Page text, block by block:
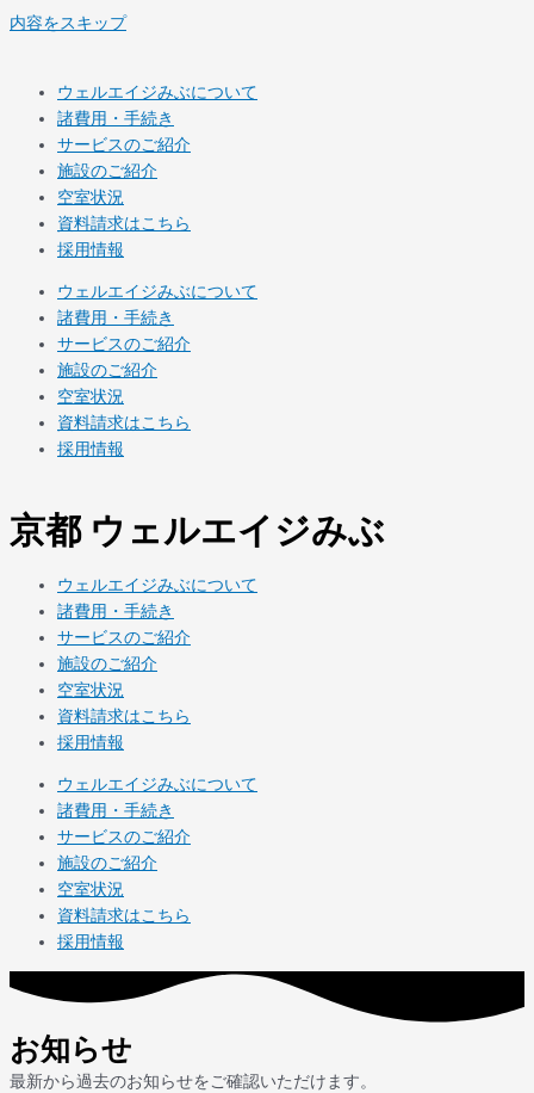
内容をスキップ
ウェルエイジみぶについて
諸費用・手続き
サービスのご紹介
施設のご紹介
空室状況
資料請求はこちら
採用情報
ウェルエイジみぶについて
諸費用・手続き
サービスのご紹介
施設のご紹介
空室状況
資料請求はこちら
採用情報
京都 ウェルエイジみぶ
ウェルエイジみぶについて
諸費用・手続き
サービスのご紹介
施設のご紹介
空室状況
資料請求はこちら
採用情報
ウェルエイジみぶについて
諸費用・手続き
サービスのご紹介
施設のご紹介
空室状況
資料請求はこちら
採用情報
お知らせ
最新から過去のお知らせをご確認いただけます。